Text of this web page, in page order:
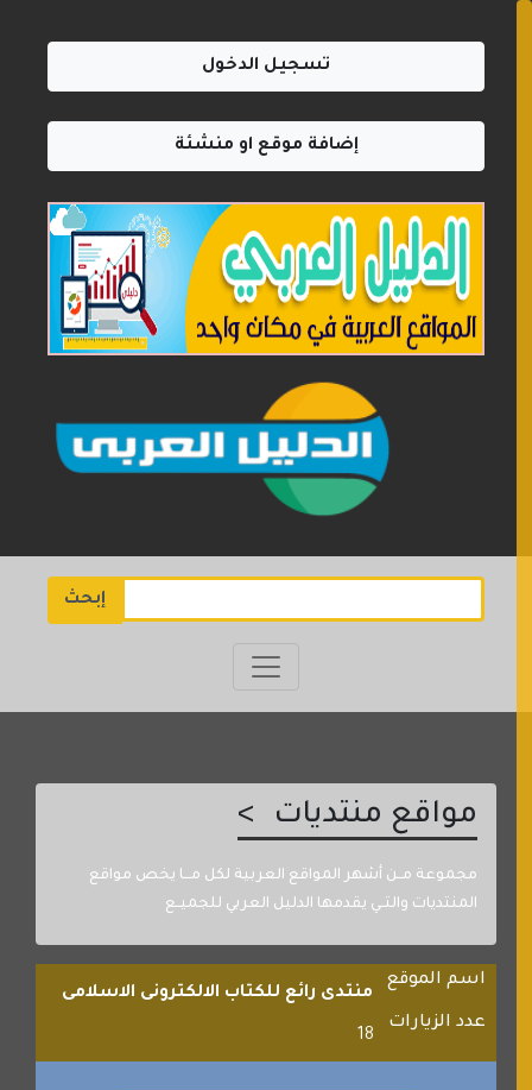
تسجيل الدخول
إضافة موقع او منشئة
إبحث
مواقع منتديات
مجموعة مــن أشهر المواقع العربية لكل مـــا يخص مواقع
المنتديات والتــي يقدمها الدليل العربي للجميــع
اسم الموقع
منتدى رائع للكتاب الالكترونى الاسلامى
عدد الزيارات
18